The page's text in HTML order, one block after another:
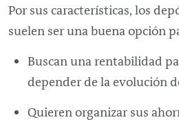
Por sus características, los
suelen ser una buena opción
Buscan una rentabilidad
depender de la evolución
Quieren organizar sus